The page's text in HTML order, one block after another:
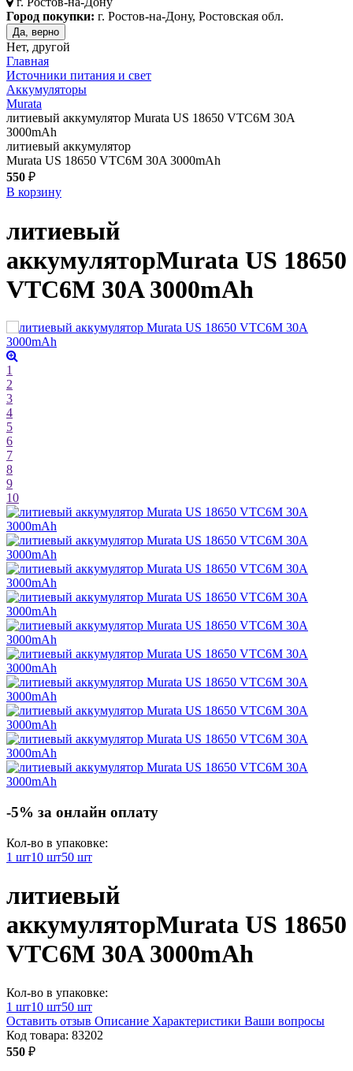
Город покупки: г. Ростов-на-Дону, Ростовская обл.
Да, верно
Нет, другой
Главная
Источники питания и свет
Аккумуляторы
Murata
литиевый аккумулятор Murata US 18650 VTC6M 30A
3000mAh
литиевый аккумулятор
Murata US 18650 VTC6M 30A 3000mAh
550 ₽
В корзину
литиевый
аккумуляторMurata US 18650
VTC6M 30A 3000mAh
1
2
3
4
5
6
7
8
9
10
-5% за онлайн оплату
Кол-во в упаковке:
1 шт10 шт50 шт
литиевый
аккумуляторMurata US 18650
VTC6M 30A 3000mAh
Кол-во в упаковке:
1 шт10 шт50 шт
Оставить отзыв Описание Характеристики Ваши вопросы
Код товара: 83202
550 ₽